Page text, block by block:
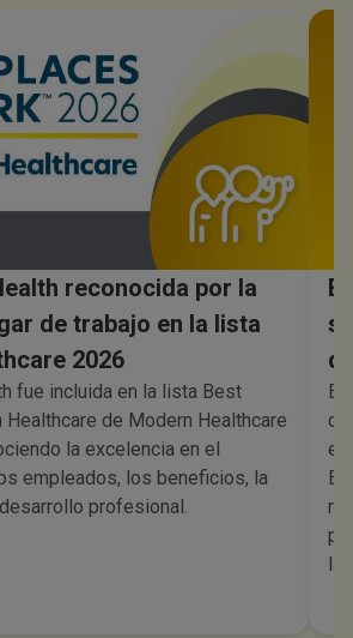
reconocida por la
de trabajo en la lista
2026
fue incluida en la lista Best
de Modern Healthcare
la excelencia en el
empleados, los beneficios, la
profesional.
en